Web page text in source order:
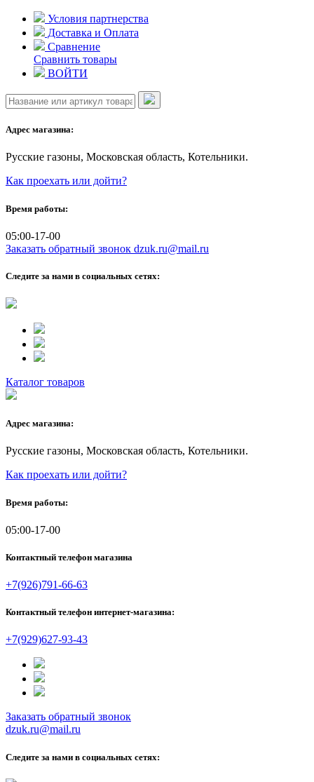
Skip
content
Условия партнерства
Доставка и Оплата
Сравнение
Сравнить товары
ВОЙТИ
Адрес магазина:
Русские газоны, Московская область, Котельники.
Как проехать или дойти?
Время работы:
05:00-17-00
Заказать обратный звонок dzuk.ru@mail.ru
Следите за нами в социальных сетях:
Каталог товаров
Адрес магазина:
Русские газоны, Московская область, Котельники.
Как проехать или дойти?
Время работы:
05:00-17-00
Контактный телефон магазина
+7(926)791-66-63
Контактный телефон интернет-магазина:
+7(929)627-93-43
Заказать обратный звонок
dzuk.ru@mail.ru
Следите за нами в социальных сетях: